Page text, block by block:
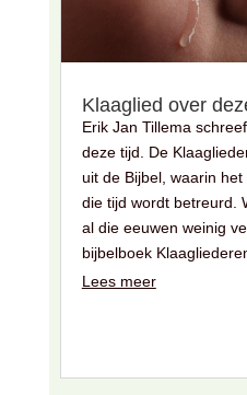
Klaaglied over
Erik Jan Tillema
deze tijd. De
uit de Bijbel, waarin
die tijd wordt betreurd.
al die eeuwen weinig
bijbelboek
Lees meer